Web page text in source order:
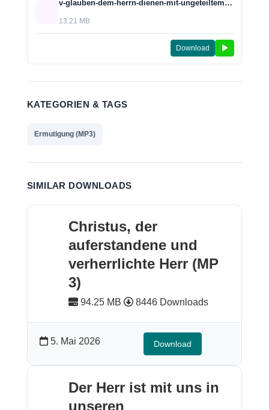
v-glauben-dem-herrn-dienen-mit-ungeteiltem-herzen-2017.mp3
13.21 MB
Download
KATEGORIEN & TAGS
Ermutigung (MP3)
SIMILAR DOWNLOADS
Christus, der
auferstandene und
verherrlichte Herr (MP
3)
94.25 MB 8446 Downloads
5. Mai 2026 Download
Der Herr ist mit uns in
unseren